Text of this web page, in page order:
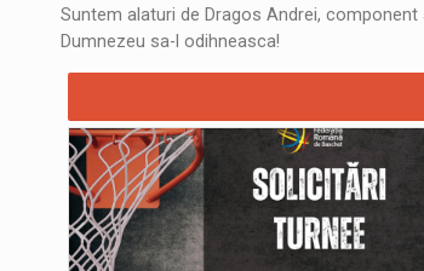
Suntem alaturi de Dragos Andrei,
Dumnezeu sa-l odihneasca!